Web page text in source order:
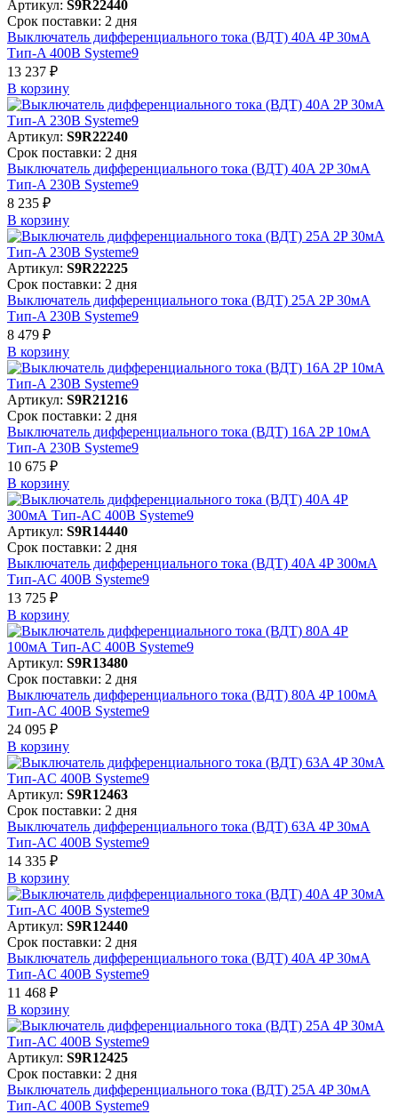
Артикул: S9R22440
Срок поставки: 2 дня
Выключатель дифференциального тока (ВДТ) 40A 4P 30мА
Тип-A 400В Systeme9
13 237 ₽
В корзинy
Артикул: S9R22240
Срок поставки: 2 дня
Выключатель дифференциального тока (ВДТ) 40A 2P 30мА
Тип-A 230В Systeme9
8 235 ₽
В корзинy
Артикул: S9R22225
Срок поставки: 2 дня
Выключатель дифференциального тока (ВДТ) 25A 2P 30мА
Тип-A 230В Systeme9
8 479 ₽
В корзинy
Артикул: S9R21216
Срок поставки: 2 дня
Выключатель дифференциального тока (ВДТ) 16A 2P 10мА
Тип-A 230В Systeme9
10 675 ₽
В корзинy
Артикул: S9R14440
Срок поставки: 2 дня
Выключатель дифференциального тока (ВДТ) 40A 4P 300мА
Тип-AC 400В Systeme9
13 725 ₽
В корзинy
Артикул: S9R13480
Срок поставки: 2 дня
Выключатель дифференциального тока (ВДТ) 80A 4P 100мА
Тип-AC 400В Systeme9
24 095 ₽
В корзинy
Артикул: S9R12463
Срок поставки: 2 дня
Выключатель дифференциального тока (ВДТ) 63A 4P 30мА
Тип-AC 400В Systeme9
14 335 ₽
В корзинy
Артикул: S9R12440
Срок поставки: 2 дня
Выключатель дифференциального тока (ВДТ) 40A 4P 30мА
Тип-AC 400В Systeme9
11 468 ₽
В корзинy
Артикул: S9R12425
Срок поставки: 2 дня
Выключатель дифференциального тока (ВДТ) 25A 4P 30мА
Тип-AC 400В Systeme9